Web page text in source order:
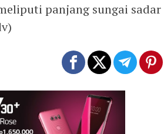
panjang sungai